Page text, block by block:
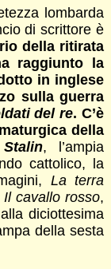
lombarda
di scrittore è
della ritirata
raggiunto la
in inglese
sulla guerra
del re. C’è
della
, l’ampia
cattolico, la
La terra
Il cavallo rosso,
diciottesima
della sesta